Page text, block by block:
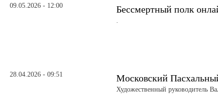
09.05.2026 - 12:00 Бессмертный полк
.
28.04.2026 - 09:51 Московский
Художественный руководитель